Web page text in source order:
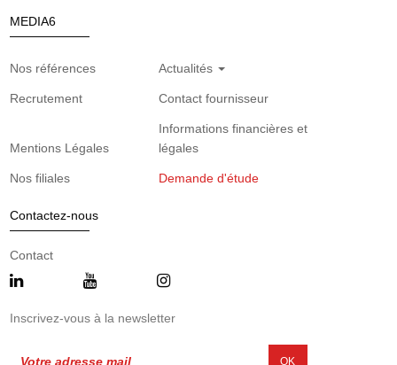
MEDIA6
Nos références Actualités
Recrutement Contact fournisseur
Mentions Légales
Informations financières et
légales
Nos filiales Demande d'étude
Contactez-nous
Contact
Inscrivez-vous à la newsletter
OK